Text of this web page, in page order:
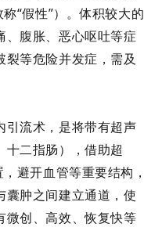
“假性”）。体积较大的
、腹胀、恶心呕吐等症
等危险并发症，需及
引流术，是将带有超声
二指肠），借助超
避开血管等重要结构，
囊肿之间建立通道，使
微创、高效、恢复快等